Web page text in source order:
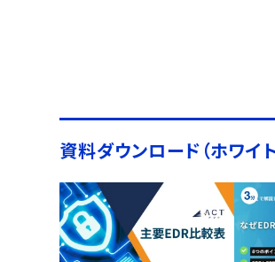
資料ダウンロード（ホワイ